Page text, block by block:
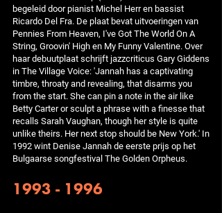
begeleid door pianist Michel Herr en bassist
Ricardo Del Fra. De plaat bevat uitvoeringen van
Pennies From Heaven, I've Got The World On A
String, Groovin' High en My Funny Valentine. Over
haar debuutplaat schrijft jazzcriticus Gary Giddens
in The Village Voice: 'Jannah has a captivating
timbre, throaty and revealing, that disarms you
from the start. She can pin a note in the air like
Betty Carter or sculpt a phrase with a finesse that
recalls Sarah Vaughan, though her style is quite
unlike theirs. Her next stop should be New York.' In
1992 wint Denise Jannah de eerste prijs op het
Bulgaarse songfestival The Golden Orpheus.
1993 - 1996